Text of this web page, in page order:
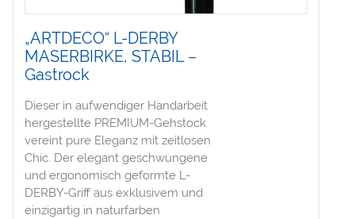
„ARTDECO“ L-DERBY
MASERBIRKE, STABIL –
Gastrock
Dieser in aufwendiger Handarbeit
hergestellte PREMIUM-Gehstock
vereint pure Eleganz mit zeitlosen
Chic. Der elegant geschwungene
und ergonomisch geformte L-
DERBY-Griff aus exklusivem und
einzigartig in naturfarben